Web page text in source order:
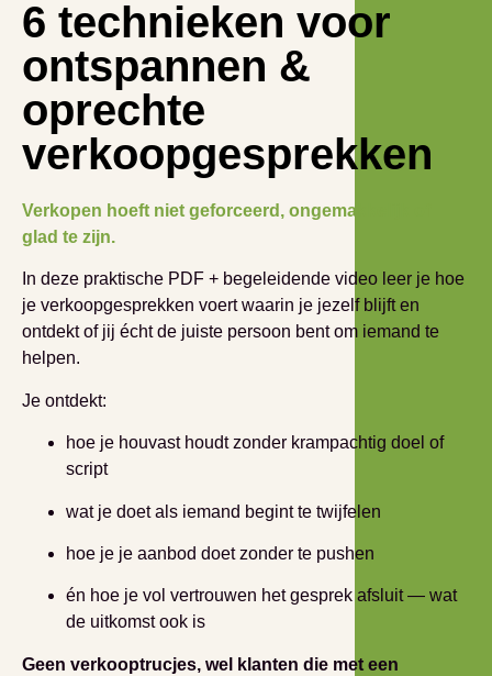
6 technieken voor
ontspannen &
oprechte
verkoopgesprekken
Verkopen hoeft niet geforceerd, ongemakkelijk of
glad te zijn.
In deze praktische PDF + begeleidende video leer je hoe
je verkoopgesprekken voert waarin je jezelf blijft en
ontdekt of jij écht de juiste persoon bent om iemand te
helpen.
Je ontdekt:
hoe je houvast houdt zonder krampachtig doel of
script
wat je doet als iemand begint te twijfelen
hoe je je aanbod doet zonder te pushen
én hoe je vol vertrouwen het gesprek afsluit — wat
de uitkomst ook is
Geen verkooptrucjes, wel klanten die met een